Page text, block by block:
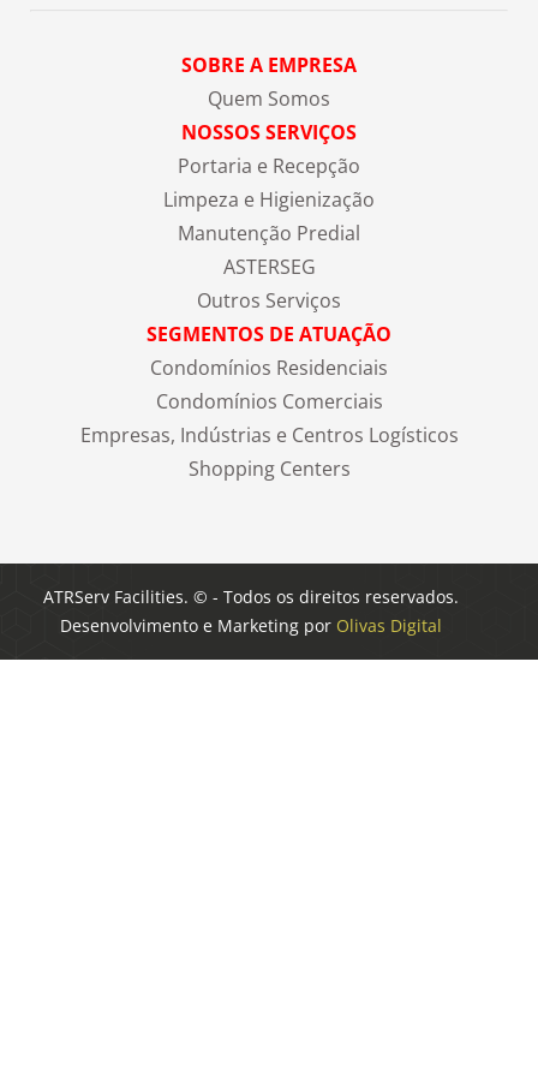
SOBRE A EMPRESA
Quem Somos
NOSSOS SERVIÇOS
Portaria e Recepção
Limpeza e Higienização
Manutenção Predial
ASTERSEG
Outros Serviços
SEGMENTOS DE ATUAÇÃO
Condomínios Residenciais
Condomínios Comerciais
Empresas, Indústrias e Centros Logísticos
Shopping Centers
ATRServ Facilities. © - Todos os direitos reservados.
Desenvolvimento e Marketing por Olivas Digital